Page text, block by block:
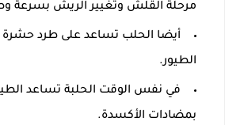
مرحلة القلش وتغيير الريش بسرعة
أيضا الحلب تساعد على طرد
الطيور.
في نفس الوقت الحلبة تساعد
بمضادات الأكسدة.